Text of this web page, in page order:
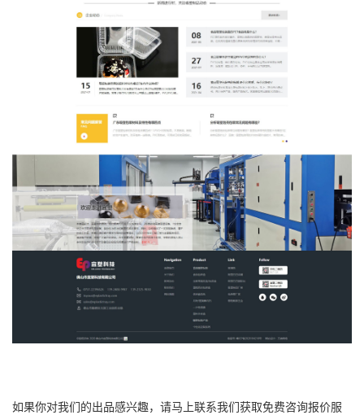
如果你对我们的出品感兴趣，请马上联系我们获取免费咨询报价服